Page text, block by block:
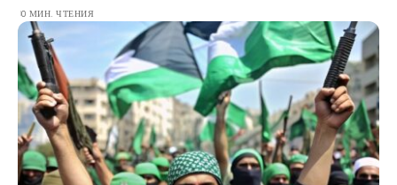
0 МИН. ЧТЕНИЯ